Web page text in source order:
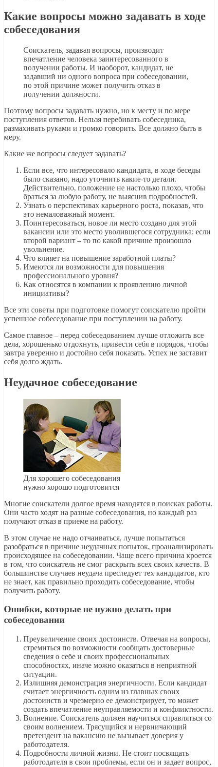
Какие вопросы можно задавать в ходе
собеседования
Соискатель, задавая вопросы, производит
впечатление человека заинтересованного в
получении работы. И наоборот, кандидат, не
задавший ни одного вопроса при собеседовании,
по этой причине может получить отказ в
получении должности.
Поэтому вопросы задавать нужно, но к месту и по мере
поступления ответов. Нельзя перебивать собеседника,
размахивать руками и громко говорить. Все должно быть в
меру.
Какие же вопросы следует задавать?
Если все, что интересовало кандидата, в ходе беседы
было сказано, надо уточнить какие-то детали.
Действительно, положение не настолько плохо, чтобы
браться за любую работу, не выяснив подробностей.
Узнать о перспективах карьерного роста, показав, что
это немаловажный момент.
Поинтересоваться, новое ли место создано для этой
вакансии или это место уволившегося сотрудника; если
второй вариант – то по какой причине произошло
увольнение.
Что влияет на повышение заработной платы?
Имеются ли возможности для повышения
профессионального уровня?
Как относятся в компании к проявлению личной
инициативы?
Все эти советы при подготовке помогут соискателю пройти
успешное собеседование при поступлении на работу.
Самое главное – перед собеседованием лучше отложить все
дела, хорошенько отдохнуть, привести себя в порядок, чтобы
завтра уверенно и достойно себя показать. Успех не заставит
себя долго ждать.
Неудачное собеседование
Для хорошего собеседования
нужно хорошо подготовится
Многие соискатели долгое время находятся в поисках работы.
Они часто ходят на разные собеседования, но каждый раз
получают отказ в приеме на работу.
В этом случае не надо отчаиваться, лучше попытаться
разобраться в причине неудачных попыток, проанализировать
происходящее на собеседовании. Чаще всего причина кроется
в том, что соискатель не смог раскрыть всех своих качеств. В
большинстве случаев неудача преследует тех кандидатов, кто
не знает, как правильно проходить собеседование, чтобы
получить работу.
Ошибки, которые не нужно делать при
собеседовании
Преувеличение своих достоинств. Отвечая на вопросы,
стремиться по возможности сообщать достоверные
сведения о себе и своих профессиональных
способностях, иначе можно оказаться в неприятной
ситуации.
Излишняя демонстрация энергичности. Если кандидат
считает энергичность одним из главных своих
достоинств и чрезмерно ее демонстрирует, то может
создать впечатление неуправляемости и конфликтности.
Волнение. Соискатель должен научиться справляться со
своим волнением. Трясущийся и нервничающий
претендент на вакансию не вызывает доверия у
работодателя.
Подробности личной жизни. Не стоит посвящать
работодателя в свои проблемы, если он и задает вопрос,